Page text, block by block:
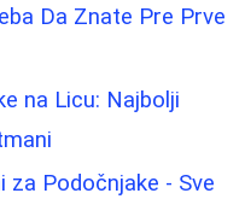
Da Znate Pre Prve
na Licu: Najbolji
za Podočnjake - Sve